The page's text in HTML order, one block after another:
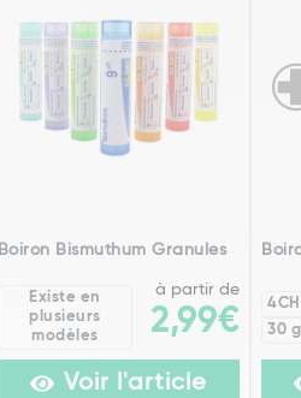
Boiron Bismuthum Granules
Existe en
plusieurs
modèles
à partir de
2,99€
Voir l'article
4CH
30 g